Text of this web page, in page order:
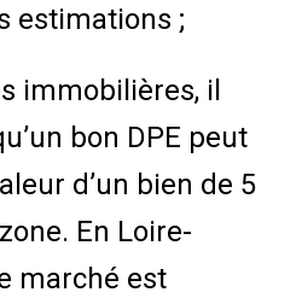
estimations ;
immobilières, il
bon DPE peut
d’un bien de 5
En Loire-
marché est